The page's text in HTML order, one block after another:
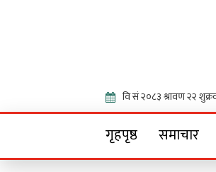
गृहपृष्ठ समाचार